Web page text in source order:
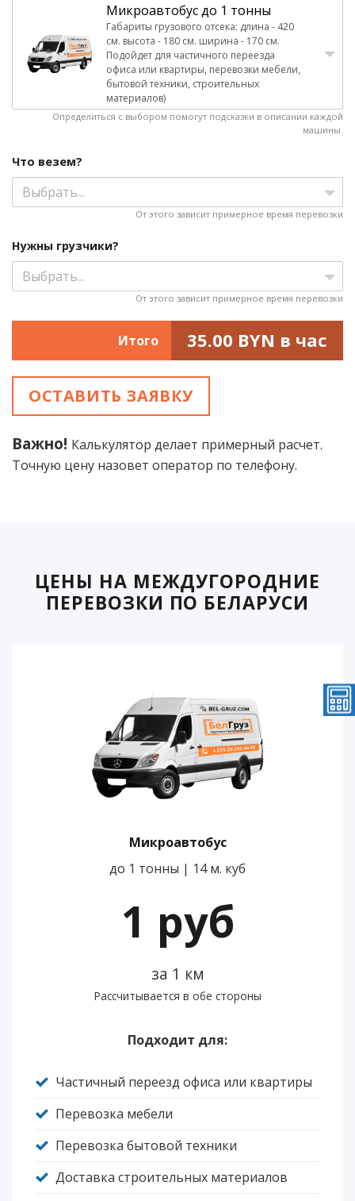
Микроавтобус до 1 тонны
Габариты грузового отсека: длина - 420
см. высота - 180 см. ширина - 170 см.
Подойдет для частичного переезда
офиса или квартиры, перевозки мебели,
бытовой техники, строительных
материалов)
Определиться с выбором помогут подсказки в описании каждой
машины.
Что везем?
Выбрать...
От этого зависит примерное время перевозки
Нужны грузчики?
Выбрать...
От этого зависит примерное время перевозки
Итого 35.00 BYN в час
ОСТАВИТЬ ЗАЯВКУ
Важно! Калькулятор делает примерный расчет.
Точную цену назовет оператор по телефону.
ЦЕНЫ НА МЕЖДУГОРОДНИЕ
ПЕРЕВОЗКИ ПО БЕЛАРУСИ
Микроавтобус
до 1 тонны | 14 м. куб
1 руб
за 1 км
Рассчитывается в обе стороны
Подходит для:
Частичный переезд офиса или квартиры
Перевозка мебели
Перевозка бытовой техники
Доставка строительных материалов